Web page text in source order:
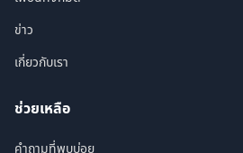
ข่าว
เกี่ยวกับเรา
ช่วยเหลือ
คำถามที่พบบ่อย